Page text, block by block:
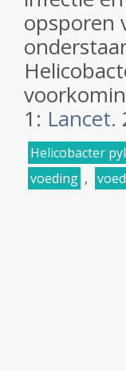
opsporen
1: Lancet.
Helicobacter
voeding ,